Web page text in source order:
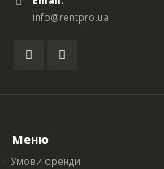
info@rentpro.ua
Меню
Умови оренди